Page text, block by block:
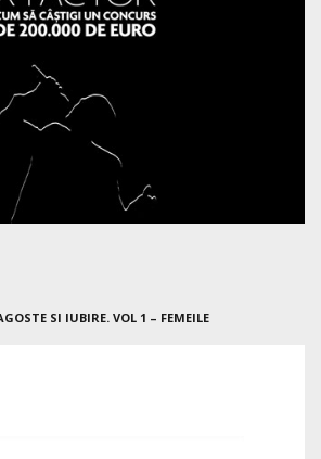
SI IUBIRE. VOL 1 – FEMEILE